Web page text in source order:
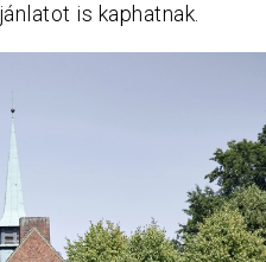
is kaphatnak.